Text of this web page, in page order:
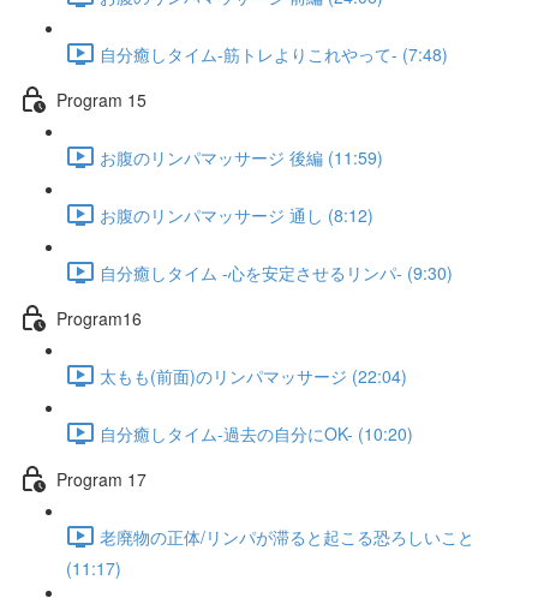
自分癒しタイム-筋トレよりこれやって- (7:48)
Program 15
お腹のリンパマッサージ 後編 (11:59)
お腹のリンパマッサージ 通し (8:12)
自分癒しタイム -心を安定させるリンパ- (9:30)
Program16
太もも(前面)のリンパマッサージ (22:04)
自分癒しタイム-過去の自分にOK- (10:20)
Program 17
老廃物の正体/リンパが滞ると起こる恐ろしいこと
(11:17)